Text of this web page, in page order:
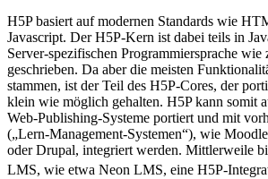
H5P basiert auf modernen Standards wie
Javascript. Der H5P-Kern ist dabei teils in
Server-spezifischen Programmiersprache wie
geschrieben. Da aber die meisten
stammen, ist der Teil des H5P-Cores, der
klein wie möglich gehalten. H5P kann somit
Web-Publishing-Systeme portiert und mit
(„Lern-Management-Systemen“), wie
oder Drupal, integriert werden. Mittlerweile
LMS, wie etwa Neon LMS, eine H5P-